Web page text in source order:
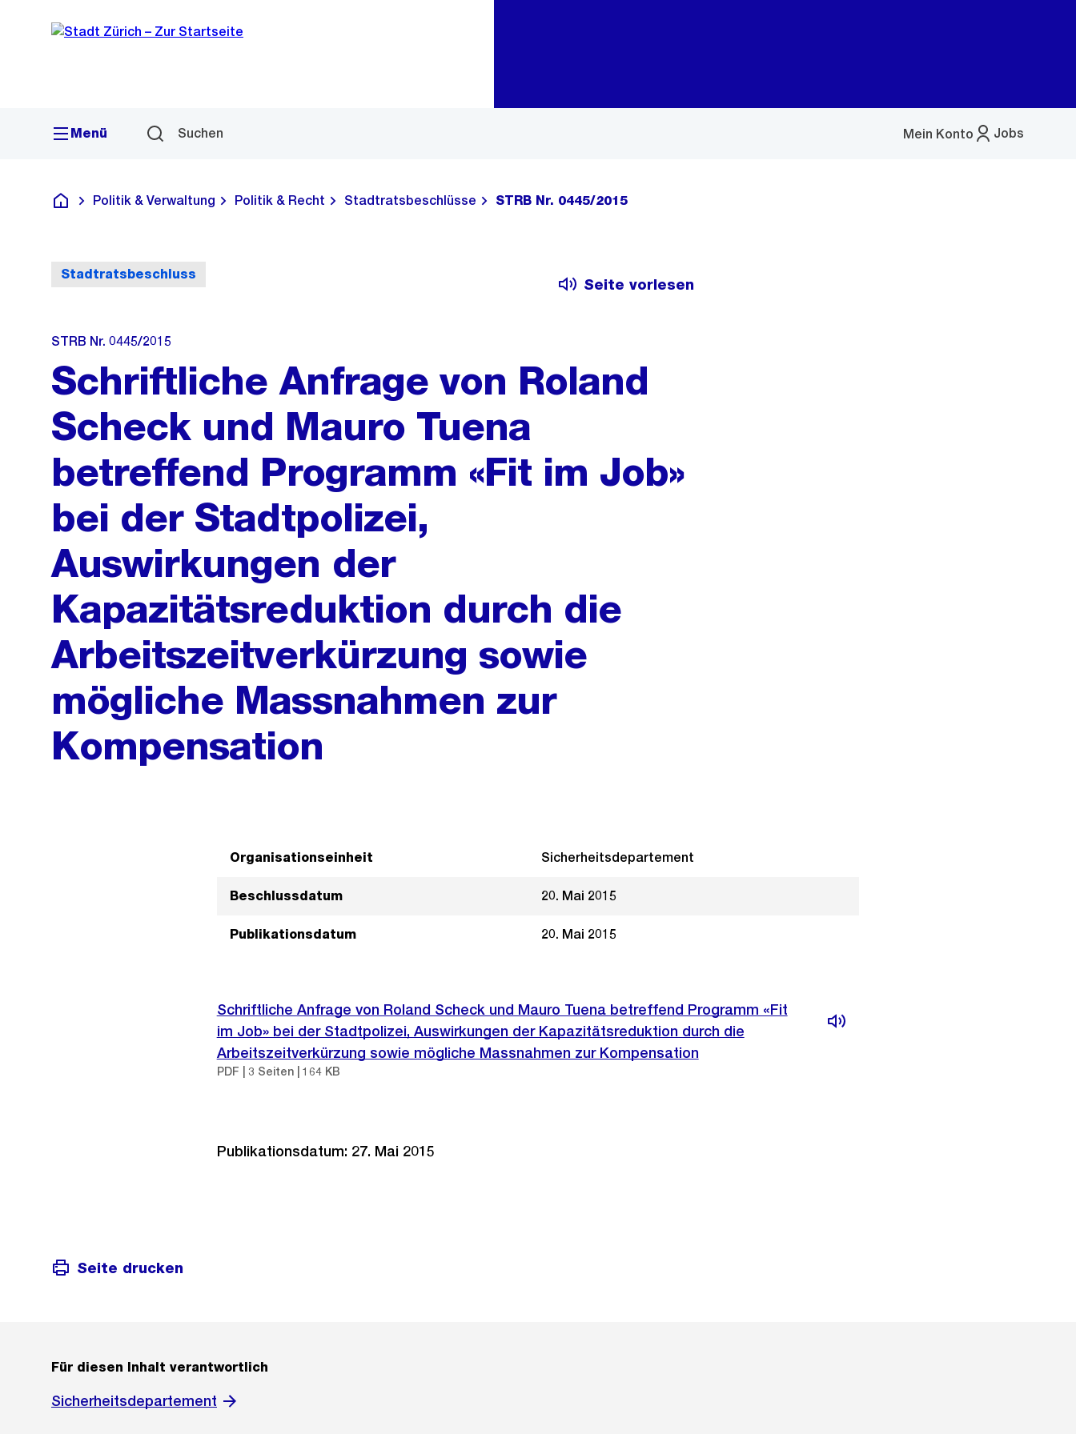
Navigation
Sprunglink
Menü Suchen Jobs
Mein Konto
Menü
Deutsch
Politik & Verwaltung Politik & Recht Stadtratsbeschlüsse STRB Nr. 0445/2015
Stadtratsbeschluss
Seite vorlesen
STRB Nr. 0445/2015
Schriftliche Anfrage von Roland
Scheck und Mauro Tuena
betreffend Programm «Fit im Job»
bei der Stadtpolizei,
Auswirkungen der
Kapazitätsreduktion durch die
Arbeitszeitverkürzung sowie
mögliche Massnahmen zur
Kompensation
Organisationseinheit Sicherheitsdepartement
Beschlussdatum 20. Mai 2015
Publikationsdatum 20. Mai 2015
Schriftliche Anfrage von Roland Scheck und Mauro Tuena betreffend Programm «Fit
im Job» bei der Stadtpolizei, Auswirkungen der Kapazitätsreduktion durch die
Arbeitszeitverkürzung sowie mögliche Massnahmen zur Kompensation
PDF | 3 Seiten | 164 KB
Publikationsdatum: 27. Mai 2015
Seite drucken
Für diesen Inhalt verantwortlich
Sicherheitsdepartement